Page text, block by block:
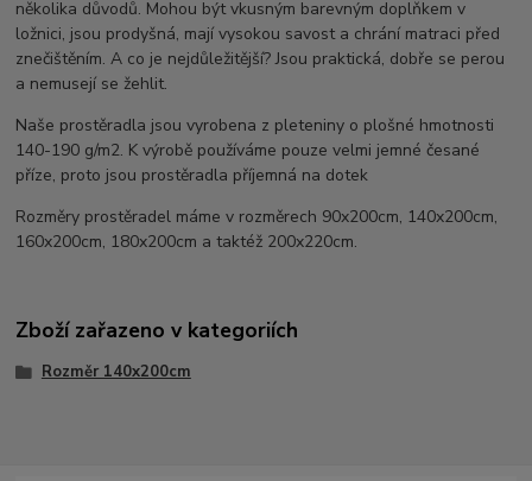
několika důvodů. Mohou být vkusným barevným doplňkem v
ložnici, jsou prodyšná, mají vysokou savost a chrání matraci před
znečištěním. A co je nejdůležitější? Jsou praktická, dobře se perou
a nemusejí se žehlit.
Naše prostěradla jsou vyrobena z pleteniny o plošné hmotnosti
140-190 g/m2. K výrobě používáme pouze velmi jemné česané
příze, proto jsou prostěradla příjemná na dotek
Rozměry prostěradel máme v rozměrech 90x200cm, 140x200cm,
160x200cm, 180x200cm a taktéž 200x220cm.
Zboží zařazeno v kategoriích
Rozměr 140x200cm